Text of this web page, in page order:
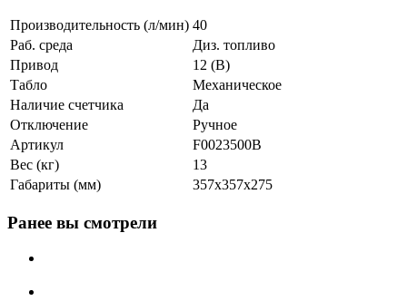
Производительность (л/мин) 40
Раб. среда
Диз. топливо
Привод
12 (В)
Табло
Механическое
Наличие счетчика
Да
Отключение
Ручное
Артикул
F0023500B
Вес (кг)
13
Габариты (мм)
357х357х275
Ранее вы смотрели